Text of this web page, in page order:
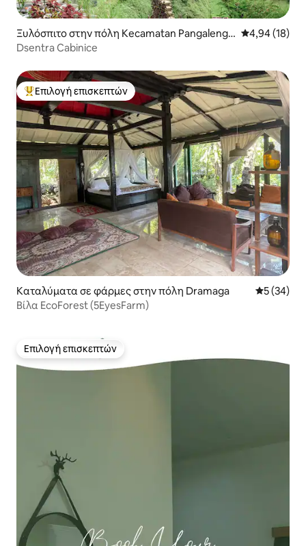
Ξυλόσπιτο στην πόλη Kecamatan Pangalenga
n
Μέση
4,94 (18)
Dsentra Cabinice
Κορυφαία επιλογή επισκεπτών
Επιλογή επισκεπτών
Καταλύματα σε φάρμες στην πόλη Dramaga Μέση
5 (34)
Βίλα EcoForest (5EyesFarm)
Επιλογή επισκεπτών
Επιλογή επισκεπτών